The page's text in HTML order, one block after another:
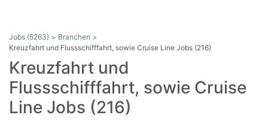
Jobs (5263)
Branchen
Kreuzfahrt und Flussschifffahrt, sowie Cruise Line Jobs (216)
Kreuzfahrt und
Flussschifffahrt, sowie Cruise
Line Jobs (216)